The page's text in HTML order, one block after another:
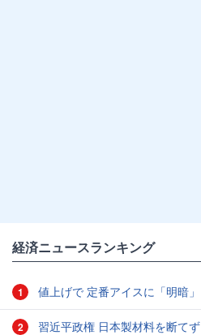
経済ニュースランキング
1 値上げで 定番アイスに「明暗」
2 習近平政権 日本製材料を断てず